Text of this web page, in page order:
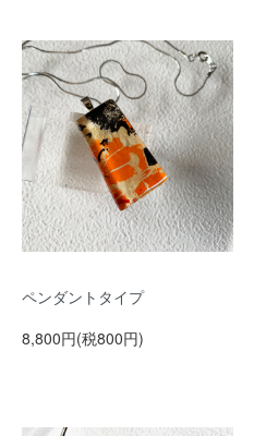
ペンダントタイプ
8,800円(税800円)